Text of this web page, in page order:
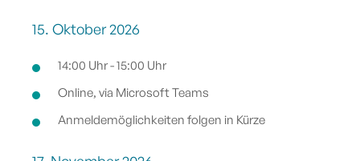
15. Oktober 2026
14:00 Uhr - 15:00 Uhr
Online, via Microsoft Teams
Anmeldemöglichkeiten folgen in Kürze